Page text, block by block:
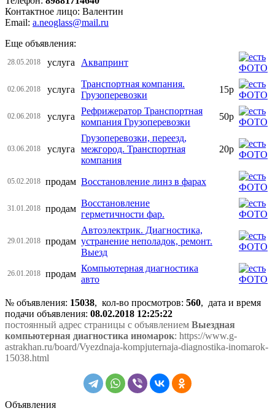
Контактное лицо: Валентин
Email: a.neoglass@mail.ru
Еще объявления:
28.05.2018 услуга Аквапринт
02.06.2018 услуга
Транспортная компания.
Грузоперевозки
15р
02.06.2018 услуга
Рефрижератор Транспортная
компания Грузоперевозки
50р
03.06.2018 услуга
Грузоперевозки, переезд,
межгород. Транспортная
компания
20р
05.02.2018 продам Восстановление линз в фарах
31.01.2018 продам
Восстановление
герметичности фар.
29.01.2018 продам
Автоэлектрик. Диагностика,
устранение неполадок, ремонт.
Выезд
26.01.2018 продам
Компьютерная диагностика
авто
№ объявления: 15038, кол-во просмотров: 560, дата и время
подачи объявления: 08.02.2018 12:25:22
постоянный адрес страницы с объявлением Выездная
компьютерная диагностика иномарок: https://www.g-
astrakhan.ru/board/Vyezdnaja-kompjuternaja-diagnostika-inomarok-
15038.html
Объявления